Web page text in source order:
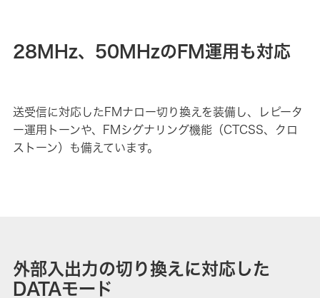
28MHz、50MHzのFM運用も対応
送受信に対応したFMナロー切り換えを装備し、レピータ
ー運用トーンや、FMシグナリング機能（CTCSS、クロ
ストーン）も備えています。
外部入出力の切り換えに対応した
DATAモード